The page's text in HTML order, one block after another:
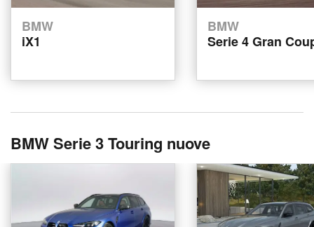
BMW
iX1
BMW
Serie 4 Gran
BMW Serie 3 Touring nuove